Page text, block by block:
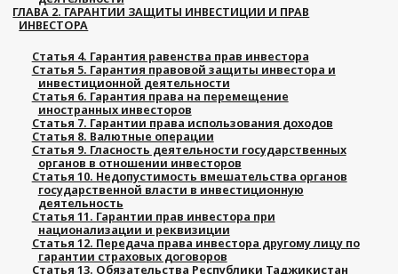
ГЛАВА 2. ГАРАНТИИ ЗАЩИТЫ ИНВЕСТИЦИИ И ПРАВ
ИНВЕСТОРА
Статья 4. Гарантия равенства прав инвестора
Статья 5. Гарантия правовой защиты инвестора и
инвестиционной деятельности
Статья 6. Гарантия права на перемещение
иностранных инвесторов
Статья 7. Гарантии права использования доходов
Статья 8. Валютные операции
Статья 9. Гласность деятельности государственных
органов в отношении инвесторов
Статья 10. Недопустимость вмешательства органов
государственной власти в инвестиционную
деятельность
Статья 11. Гарантии прав инвестора при
национализации и реквизиции
Статья 12. Передача права инвестора другому лицу по
гарантии страховых договоров
Статья 13. Обязательства Республики Таджикистан